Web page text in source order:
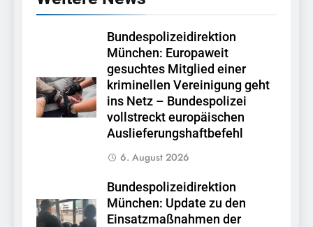
Bundespolizeidirektion
München: Europaweit
gesuchtes Mitglied einer
kriminellen Vereinigung geht
ins Netz – Bundespolizei
vollstreckt europäischen
Auslieferungshaftbefehl
6. August 2026
Bundespolizeidirektion
München: Update zu den
Einsatzmaßnahmen der